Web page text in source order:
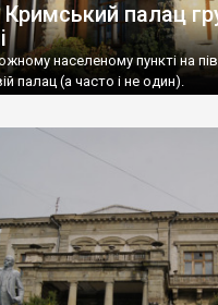
палац
населеному пункті на
палац (а часто і не один).